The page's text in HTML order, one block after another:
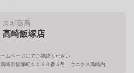
スギ薬局
高崎飯塚店
ムページにてご確認ください
崎市飯塚町１１５０番５号 ウニクス高崎内